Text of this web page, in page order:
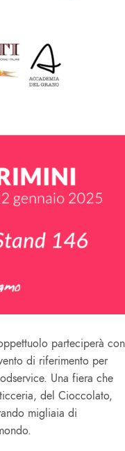
parteciperà con
di riferimento per
Una fiera che
del Cioccolato,
migliaia di